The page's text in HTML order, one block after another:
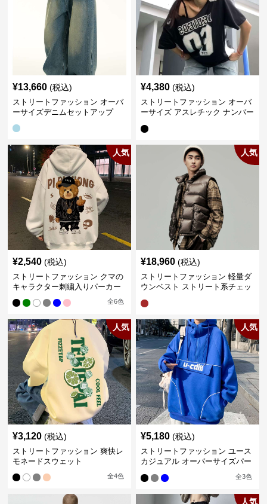
¥13,660 (税込)
ストリートファッション オーバ
ーサイズデニムセットアップ
¥4,380 (税込)
ストリートファッション オーバ
ーサイズ アスレチック ナンバー
人気
¥2,540 (税込)
ストリートファッション クマの
キャラクター刺繍入りパーカー
全6色
人気
¥18,960 (税込)
ストリートファッション 軽量ダ
ウンベスト ストリート系チェッ
人気
¥3,120 (税込)
ストリートファッション 爽快レ
モネードスウェット
全4色
人気
¥5,180 (税込)
ストリートファッション ユース
カジュアル オーバーサイズパー
全3色
人気